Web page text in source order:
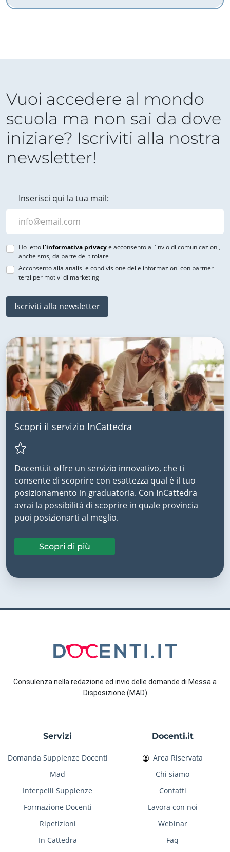
Vuoi accedere al mondo
scuola ma non sai da dove
iniziare? Iscriviti alla nostra
newsletter!
Inserisci qui la tua mail:
Ho letto l'informativa privacye acconsento all'invio di comunicazioni,
anche sms, da parte del titolare
Acconsento alla analisi e condivisione delle informazioni con partner
terzi per motivi di marketing
Iscriviti alla newsletter
Scopri il servizio InCattedra
Docenti.it offre un servizio innovativo, che ti
consente di scoprire con esattezza qual è il tuo
posizionamento in graduatoria. Con InCattedra
avrai la possibilità di scoprire in quale provincia
puoi posizionarti al meglio.
Scopri di più
Consulenza nella redazione ed invio delle domande di Messa a
Disposizione (MAD)
Servizi
Domanda Supplenze Docenti
Mad
Interpelli Supplenze
Formazione Docenti
Ripetizioni
In Cattedra
Docenti.it
Area Riservata
Chi siamo
Contatti
Lavora con noi
Webinar
Faq